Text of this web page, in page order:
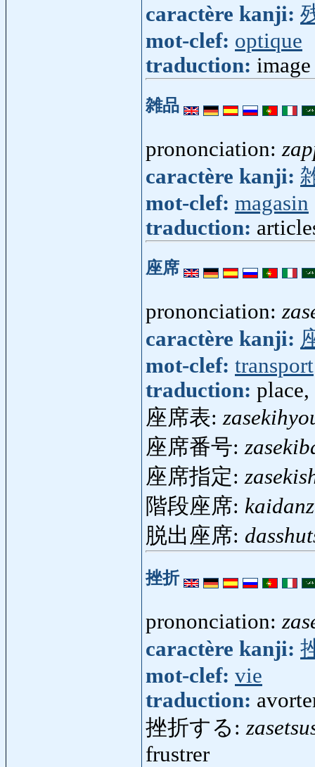
caractère kanji:
mot-clef: optique
traduction:
雑品
prononciation:
caractère kanji:
mot-clef: magasin
traduction:
座席
prononciation:
caractère kanji:
mot-clef: transport
traduction: place,
座席表:
座席番号:
座席指定:
階段座席:
脱出座席:
挫折
prononciation:
caractère kanji:
mot-clef: vie
traduction:
挫折する:
frustrer